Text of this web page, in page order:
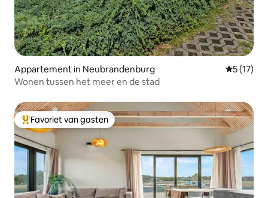
Appartement in Neubrandenburg
5 (17)
Wonen tussen het meer en de stad
Topfavoriet van gasten
Favoriet van gasten